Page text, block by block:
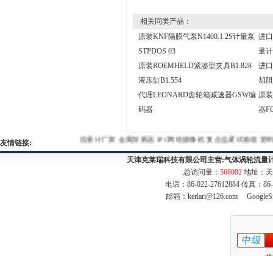
相关同类产品：
原装KNF隔膜气泵N1400.1.2S计量泵
STPDOS 03
进
量
原装ROEMHELD紧凑型夹具B1.828
液压缸B1.554
进
却
代理LEONARD齿轮箱减速器GSW编
码器
原
器
友情链接: 流量计厂家金属探测器IPC网络摄像机复合盐雾试验箱塑料磁力
天津克莱瑞科技有限公司主营:气体涡轮流量
总访问量： 568002 地址：
电话：86-022-27612884 传真：
邮箱： kerlari@126.com